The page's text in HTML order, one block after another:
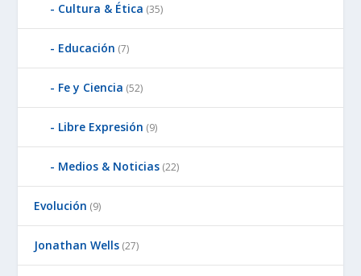
Cultura & Ética (35)
Educación (7)
Fe y Ciencia (52)
Libre Expresión (9)
Medios & Noticias (22)
Evolución (9)
Jonathan Wells (27)